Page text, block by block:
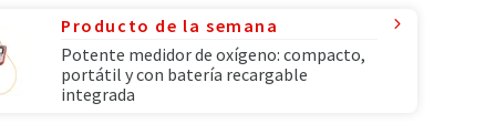
Producto de la semana
Potente medidor de oxígeno: compacto,
portátil y con batería recargable
integrada